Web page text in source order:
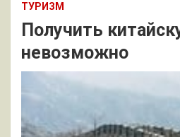
ТУРИЗМ
Получить
невозможно